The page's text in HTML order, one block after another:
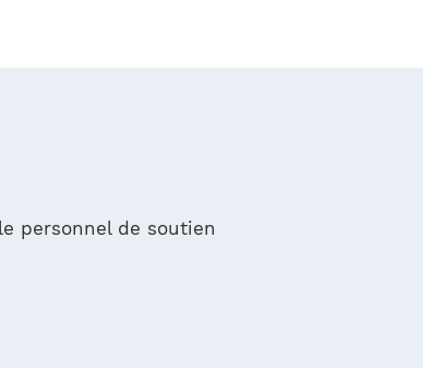
personnel de soutien